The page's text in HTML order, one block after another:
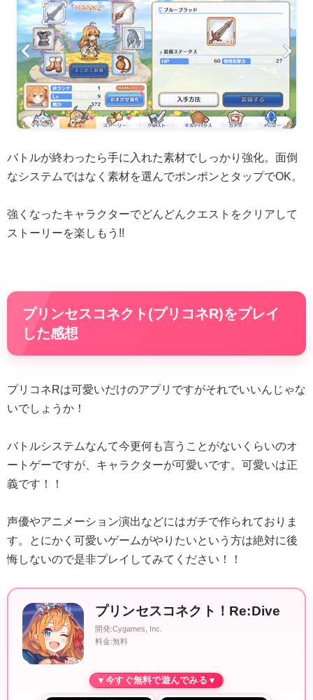
バトルが終わったら手に入れた素材でしっかり強化。面倒
なシステムではなく素材を選んでポンポンとタップでOK。
強くなったキャラクターでどんどんクエストをクリアして
ストーリーを楽しもう!!
プリンセスコネクト(プリコネR)をプレイ
した感想
プリコネRは可愛いだけのアプリですがそれでいいんじゃな
いでしょうか！
バトルシステムなんて今更何も言うことがないくらいのオ
ートゲーですが、キャラクターが可愛いです。可愛いは正
義です！！
声優やアニメーション演出などにはガチで作られておりま
す。とにかく可愛いゲームがやりたいという方は絶対に後
悔しないので是非プレイしてみてください！！
プリンセスコネクト！Re:Dive
開発:Cygames, Inc.
料金:無料